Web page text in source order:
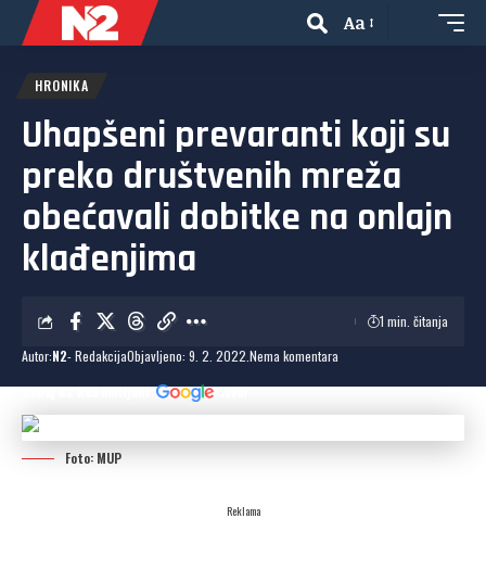
Aa
HRONIKA
Uhapšeni prevaranti koji su
preko društvenih mreža
obećavali dobitke na onlajn
klađenjima
Autor:N2- RedakcijaObjavljeno: 9. 2. 2022. Nema komentara
1 min. čitanja
Dodaj N2 kao omiljeni izvor
Foto: MUP
Reklama